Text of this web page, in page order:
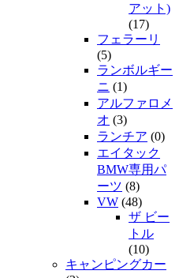
アット)
(17)
フェラーリ
(5)
ランボルギー
ニ (1)
アルファロメ
オ (3)
ランチア (0)
エイタック
BMW専用パ
ーツ (8)
VW (48)
ザ ビー
トル
(10)
キャンピングカー